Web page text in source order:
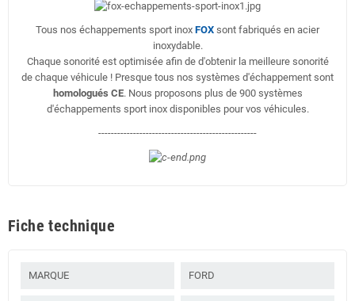
Tous nos échappements sport inox FOX sont fabriqués en acier
inoxydable.
Chaque sonorité est optimisée afin de d'obtenir la meilleure sonorité
de chaque véhicule ! Presque tous nos systèmes d'échappement sont
homologués CE. Nous proposons plus de 900 systèmes
d'échappements sport inox disponibles pour vos véhicules.
--------------------------------------------------
Fiche technique
MARQUE FORD